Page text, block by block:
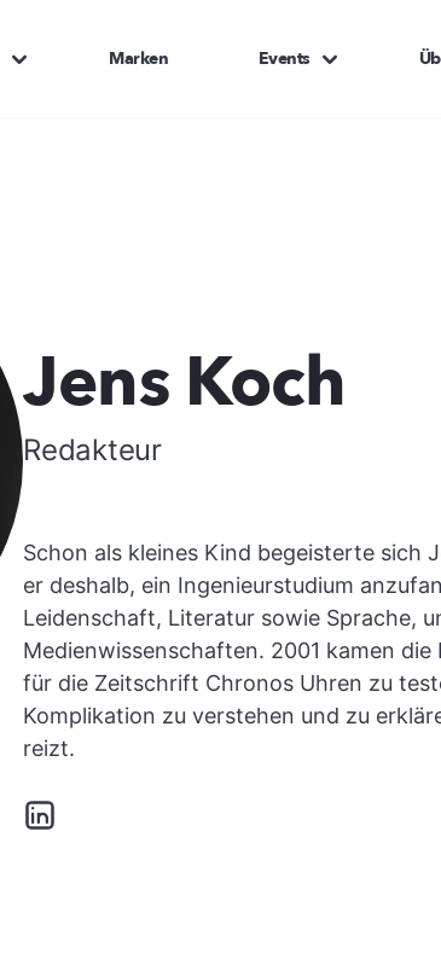
Marken Events
Jens Koch
Redakteur
Schon als kleines Kind begeisterte sich
er deshalb, ein Ingenieurstudium
Leidenschaft, Literatur sowie Sprache,
Medienwissenschaften. 2001 kamen
für die Zeitschrift Chronos Uhren zu
Komplikation zu verstehen und zu
reizt.